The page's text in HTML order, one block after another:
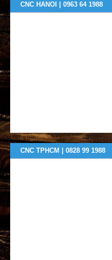
CNC HANOI | 0963 64 1988
CNC TPHCM | 0828 99 1988